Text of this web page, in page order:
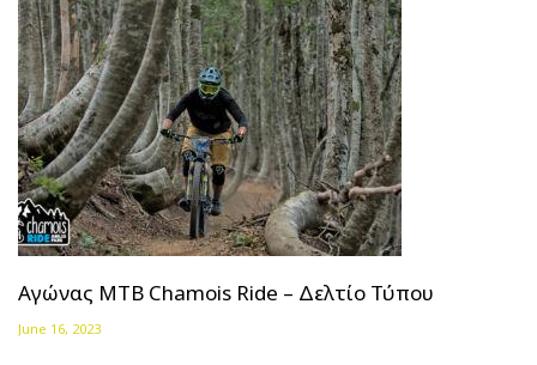
Αγώνας ΜΤΒ Chamois Ride – Δελτίο Τύπου
June 16, 2023